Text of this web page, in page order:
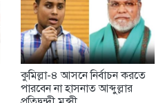
কুমিল্লা-৪ আসনে নির্বাচন করতে
পারবেন না হাসনাত আব্দুল্লার